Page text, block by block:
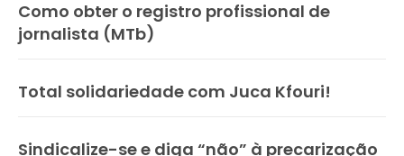
Como obter o registro profissional de
jornalista (MTb)
Total solidariedade com Juca Kfouri!
Sindicalize-se e diga “não” à precarização